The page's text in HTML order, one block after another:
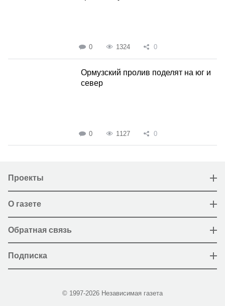
0 1324 0
Ормузский пролив поделят на юг и
север
0 1127 0
Проекты
О газете
Обратная связь
Подписка
© 1997-2026 Независимая газета